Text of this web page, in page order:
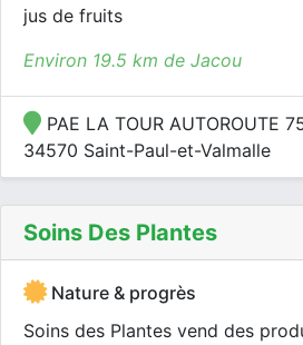
jus de fruits
Environ 19.5 km de Jacou
PAE LA TOUR AUTOROUTE
34570 Saint-Paul-et-Valmalle
Soins Des Plantes
Nature & progrès
Soins des Plantes vend des